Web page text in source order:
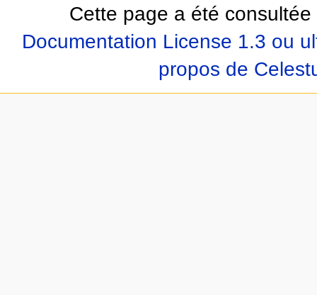
Cette page a été
Documentation License 1.3 ou
propos de